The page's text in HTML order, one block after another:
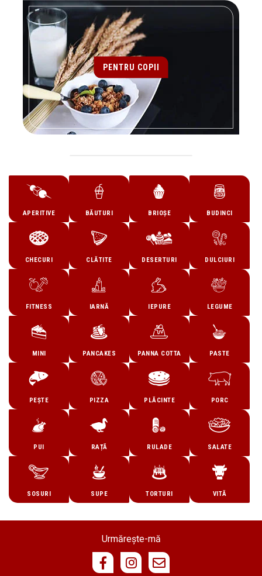
APERITIVE BĂUTURI BRIOȘE BUDINCI
CHECURI CLĂTITE DESERTURI DULCIURI
FITNESS IARNĂ IEPURE LEGUME
MINI PANCAKES PANNA COTTA PASTE
PEȘTE PIZZA PLĂCINTE PORC
PUI RAȚĂ RULADE SALATE
SOSURI SUPE TORTURI VITĂ
PENTRU COPII
Urmărește-mă